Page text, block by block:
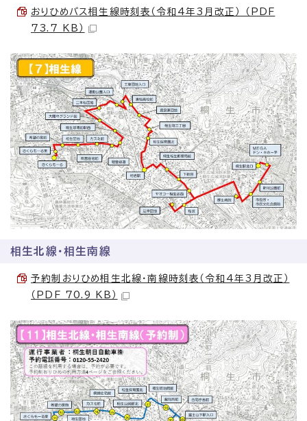
おりひめバス相生線時刻表（令和4年3月改正） （PDF
73.7 KB）
相生北線・相生南線
予約制おりひめ相生北線・南線時刻表（令和4年3月改正）
（PDF 70.9 KB）